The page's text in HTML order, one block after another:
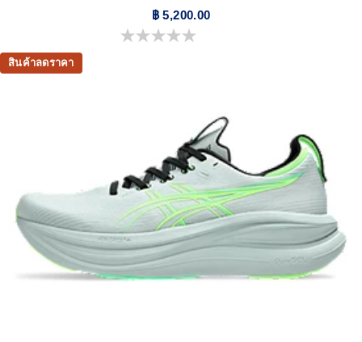
฿ 5,200.00
0.0 จาก 5 ดาว
สินค้าลดราคา